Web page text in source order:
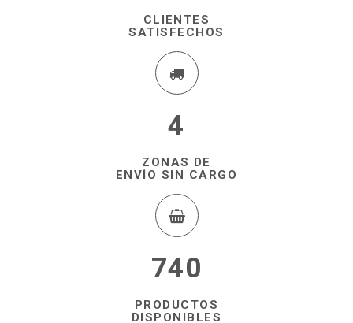
CLIENTES
SATISFECHOS
4
ZONAS DE
ENVÍO SIN CARGO
740
PRODUCTOS
DISPONIBLES